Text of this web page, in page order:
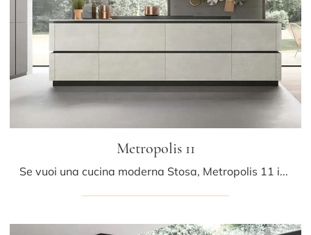
Metropolis 11
Se vuoi una cucina moderna Stosa, Metropolis 11 in Pet ti attende nel nostro negozio di Cucine Moderne con isola.